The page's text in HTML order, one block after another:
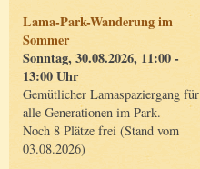
Lama-Park-Wanderung im
Sommer
Sonntag, 30.08.2026, 11:00 -
13:00 Uhr
Gemütlicher Lamaspaziergang für
alle Generationen im Park.
Noch 8 Plätze frei (Stand vom
03.08.2026)